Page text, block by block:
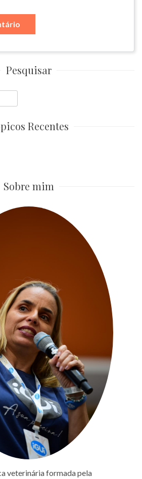
Pesquisar
Recentes
Sobre mim
veterinária formada pela